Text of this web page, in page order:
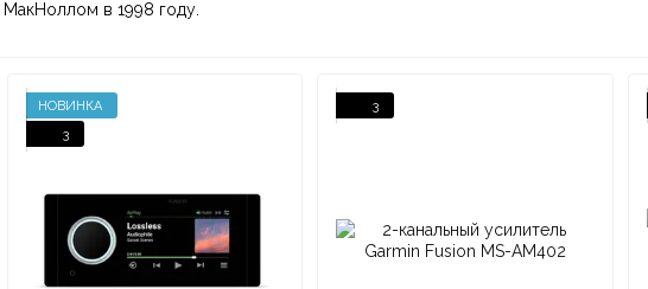
МакНоллом в 1998 году.
который являлся основателем известного бренда Navman, дали компании
расширения ассортимента продукции и выхода на новые рынки.
НОВИНКА
3
3